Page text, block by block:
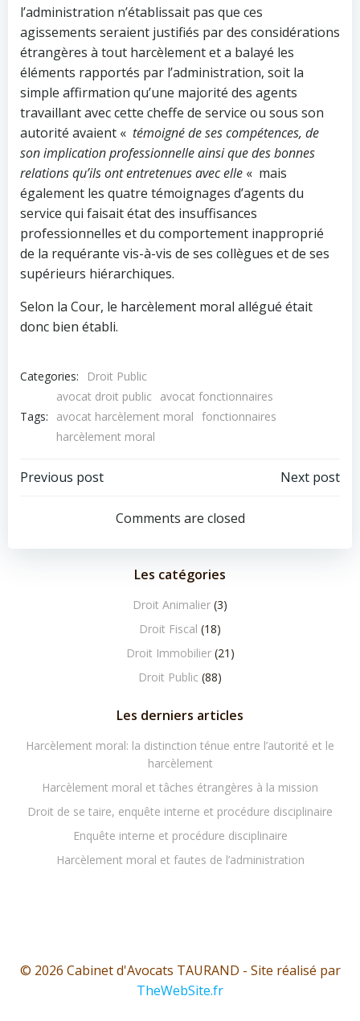
l’administration n’établissait pas que ces
agissements seraient justifiés par des considérations
étrangères à tout harcèlement et a balayé les
éléments rapportés par l’administration, soit la
simple affirmation qu’une majorité des agents
travaillant avec cette cheffe de service ou sous son
autorité avaient « témoigné de ses compétences, de
son implication professionnelle ainsi que des bonnes
relations qu’ils ont entretenues avec elle « mais
également les quatre témoignages d’agents du
service qui faisait état des insuffisances
professionnelles et du comportement inapproprié
de la requérante vis-à-vis de ses collègues et de ses
supérieurs hiérarchiques.
Selon la Cour, le harcèlement moral allégué était
donc bien établi.
Categories: Droit Public
Tags:
avocat droit public avocat fonctionnaires
avocat harcèlement moral fonctionnaires
harcèlement moral
Navigation
l’article
Previous post
Navigation
de
l’article
Next post
Comments are closed
Les catégories
Droit Animalier (3)
Droit Fiscal (18)
Droit Immobilier(21)
Droit Public (88)
Les derniers articles
Harcèlement moral: la distinction ténue entre l’autorité et le
harcèlement
Harcèlement moral et tâches étrangères à la mission
Droit de se taire, enquête interne et procédure disciplinaire
Enquête interne et procédure disciplinaire
Harcèlement moral et fautes de l’administration
© 2026 Cabinet d'Avocats TAURAND - Site réalisé par
TheWebSite.fr